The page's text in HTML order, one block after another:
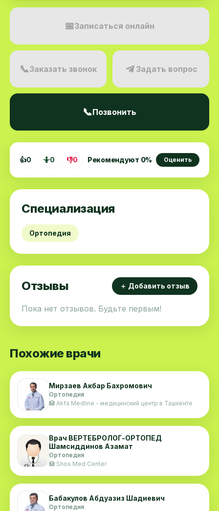
👍0 🤷0 👎0 Рекомендуют 0% Оценить
Специализация
Ортопедия
Отзывы ＋ Добавить отзыв
Пока нет отзывов. Будьте первым!
📅Записаться онлайн
📞Заказать звонок Задать вопрос
📞Позвонить
Похожие врачи
Мирзаев Акбар Бахромович
Ортопедия
🏥 Akfa Medline - медицинский центр в Ташкенте
Врач ВЕРТЕБРОЛОГ-ОРТОПЕД
Шамсиддинов Азамат
Ортопедия
🏥 Shox Med Center
Бабакулов Абдуазиз Шадиевич
Ортопедия